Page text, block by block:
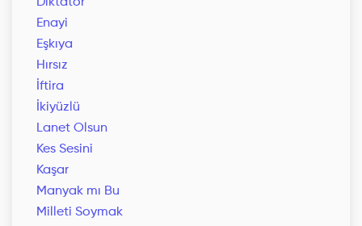
Enayi
Eşkıya
Hırsız
İftira
İkiyüzlü
Lanet Olsun
Kes Sesini
Kaşar
Manyak mı Bu
Milleti Soymak